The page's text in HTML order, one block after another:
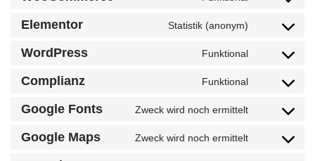
Elementor Statistik (anonym)
WordPress Funktional
Complianz Funktional
Google Fonts Zweck wird noch ermittelt
Google Maps Zweck wird noch ermittelt